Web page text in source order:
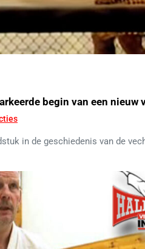
begin van een
in de geschiedenis van de